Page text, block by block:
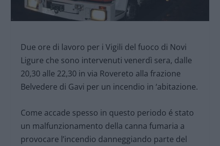
Due ore di lavoro per i Vigili del fuoco di Novi
Ligure che sono intervenuti venerdì sera, dalle
20,30 alle 22,30 in via Rovereto alla frazione
Belvedere di Gavi per un incendio in ‘abitazione.
Come accade spesso in questo periodo é stato
un malfunzionamento della canna fumaria a
provocare l’incendio danneggiando parte del